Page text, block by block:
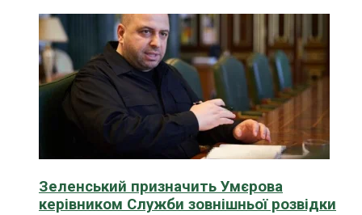
Зеленський призначить Умєрова
керівником Служби зовнішньої розвідки